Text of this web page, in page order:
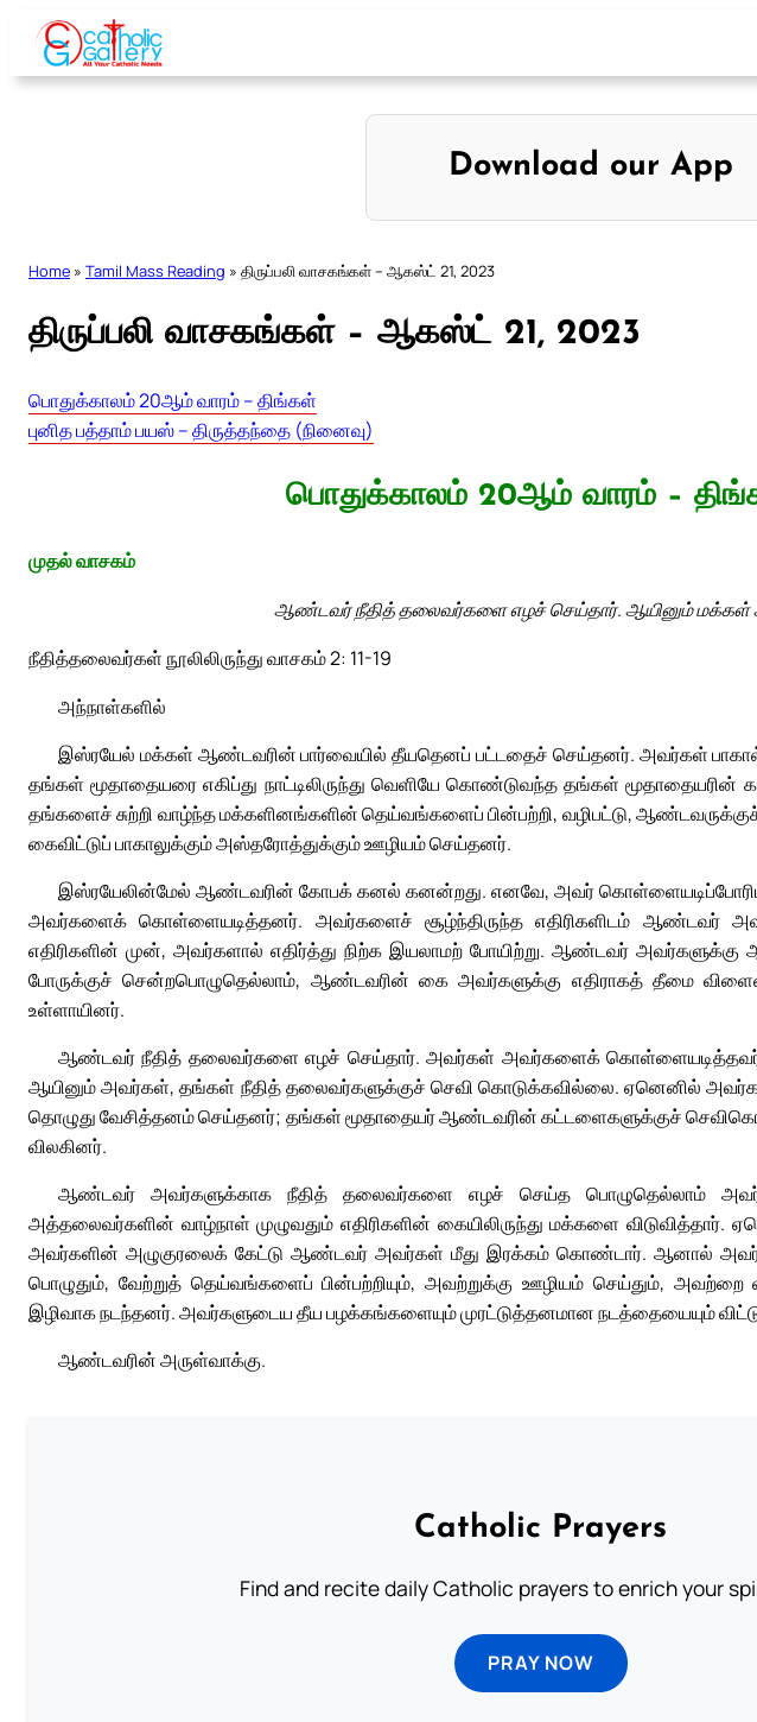
Skip
content
Download our App
Home » Tamil Mass Reading » திருப்பலி வாசகங்கள் – ஆகஸ்ட் 21, 2023
திருப்பலி வாசகங்கள் – ஆகஸ்ட் 21, 2023
பொதுக்காலம் 20ஆம் வாரம் – திங்கள்
புனித பத்தாம் பயஸ் – திருத்தந்தை (நினைவு)
பொதுக்காலம் 20ஆம் வாரம் –
முதல் வாசகம்
ஆண்டவர் நீதித் தலைவர்களை எழச் செய்தார். ஆயினும் மக்கள்
நீதித்தலைவர்கள் நூலிலிருந்து வாசகம் 2: 11-19
அந்நாள்களில்
இஸ்ரயேல் மக்கள் ஆண்டவரின் பார்வையில் தீயதெனப் பட்டதைச் செய்தனர். அவர்கள்
தங்கள் மூதாதையரை எகிப்து நாட்டிலிருந்து வெளியே கொண்டுவந்த தங்கள்
தங்களைச் சுற்றி வாழ்ந்த மக்களினங்களின் தெய்வங்களைப் பின்பற்றி, வழிபட்டு,
கைவிட்டுப் பாகாலுக்கும் அஸ்தரோத்துக்கும் ஊழியம் செய்தனர்.
இஸ்ரயேலின்மேல் ஆண்டவரின் கோபக் கனல் கனன்றது. எனவே, அவர்
அவர்களைக் கொள்ளையடித்தனர். அவர்களைச் சூழ்ந்திருந்த எதிரிகளிடம் ஆண்டவர்
எதிரிகளின் முன், அவர்களால் எதிர்த்து நிற்க இயலாமற் போயிற்று. ஆண்டவர்
போருக்குச் சென்றபொழுதெல்லாம், ஆண்டவரின் கை அவர்களுக்கு எதிராகத் தீமை
உள்ளாயினர்.
ஆண்டவர் நீதித் தலைவர்களை எழச் செய்தார். அவர்கள் அவர்களைக்
ஆயினும் அவர்கள், தங்கள் நீதித் தலைவர்களுக்குச் செவி கொடுக்கவில்லை. ஏனெனில்
தொழுது வேசித்தனம் செய்தனர்; தங்கள் மூதாதையர் ஆண்டவரின் கட்டளைகளுக்குச்
விலகினர்.
ஆண்டவர் அவர்களுக்காக நீதித் தலைவர்களை எழச் செய்த பொழுதெல்லாம்
அத்தலைவர்களின் வாழ்நாள் முழுவதும் எதிரிகளின் கையிலிருந்து மக்களை விடுவித்தார்.
அவர்களின் அழுகுரலைக் கேட்டு ஆண்டவர் அவர்கள் மீது இரக்கம் கொண்டார். ஆனால்
பொழுதும், வேற்றுத் தெய்வங்களைப் பின்பற்றியும், அவற்றுக்கு ஊழியம் செய்தும், அவற்றை
இழிவாக நடந்தனர். அவர்களுடைய தீய பழக்கங்களையும் முரட்டுத்தனமான நடத்தையையும்
ஆண்டவரின் அருள்வாக்கு.
Catholic Prayers
Find and recite daily Catholic prayers to enrich your
PRAY NOW